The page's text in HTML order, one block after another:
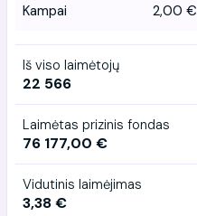
Kampai 2,00 €
Iš viso laimėtojų
22 566
Laimėtas prizinis fondas
76 177,00 €
Vidutinis laimėjimas
3,38 €